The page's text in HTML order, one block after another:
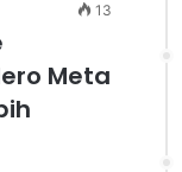
13
Meta